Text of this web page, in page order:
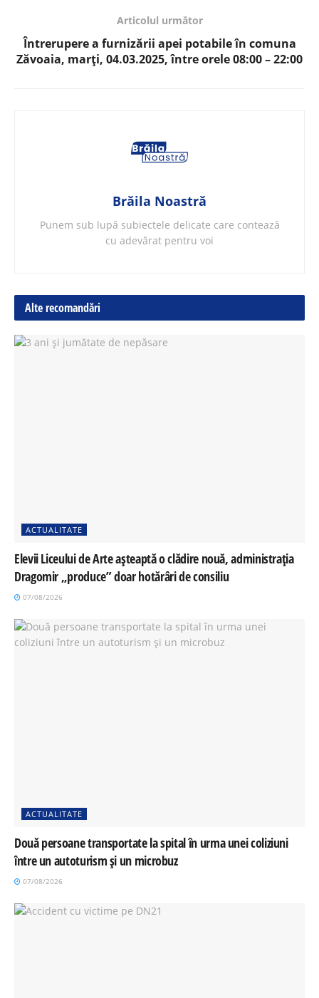
Articolul următor
Întrerupere a furnizării apei potabile în comuna
Zăvoaia, marți, 04.03.2025, între orele 08:00 – 22:00
Brăila Noastră
Punem sub lupă subiectele delicate care contează
cu adevărat pentru voi
Alte recomandări
ACTUALITATE
Elevii Liceului de Arte așteaptă o clădire nouă, administrația
Dragomir „produce” doar hotărâri de consiliu
07/08/2026
ACTUALITATE
Două persoane transportate la spital în urma unei coliziuni
între un autoturism și un microbuz
07/08/2026